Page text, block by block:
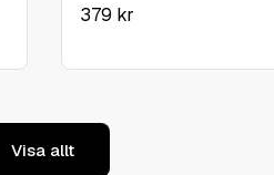
379 kr
Visa allt